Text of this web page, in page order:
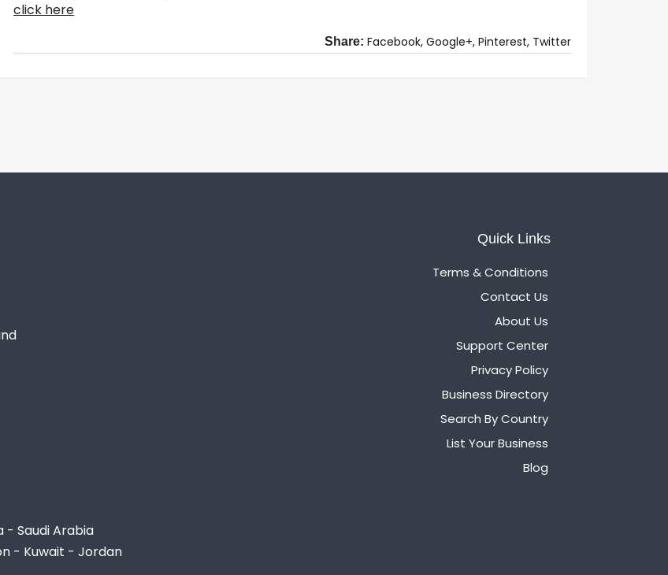
click here
Share: Facebook, Google+, Pinterest, Twitter
Quick Links
Terms & Conditions
Contact Us
About Us
Support Center
Privacy Policy
Business Directory
Search By Country
List Your Business
Blog
- Saudi Arabia
- Kuwait - Jordan